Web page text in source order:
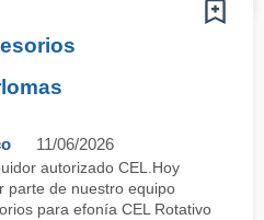
11/06/2026
autorizado CEL.Hoy
parte de nuestro equipo
para efonía CEL Rotativo